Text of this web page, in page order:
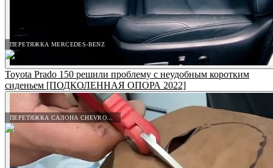
ПЕРЕТЯЖКА MERCEDES-BENZ
ПЕРЕТЯЖКА САЛОНА CHEVROLET
Toyota Prado 150 решили проблему с неудобным коротким
сиденьем [ПОДКОЛЕННАЯ ОПОРА 2022]